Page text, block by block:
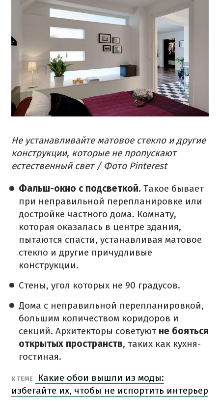
Не устанавливайте матовое стекло и другие
конструкции, которые не пропускают
естественный свет / Фото Pinterest
Фальш-окно с подсветкой. Такое бывает
при неправильной перепланировке или
достройке частного дома. Комнату,
которая оказалась в центре здания,
пытаются спасти, устанавливая матовое
стекло и другие причудливые
конструкции.
Стены, угол которых не 90 градусов.
Дома с неправильной перепланировкой,
большим количеством коридоров и
секций. Архитекторы советуют не бояться
открытых пространств, таких как кухня-
гостиная.
К ТЕМЕ
Какие обои вышли из моды:
избегайте их, чтобы не испортить интерьер